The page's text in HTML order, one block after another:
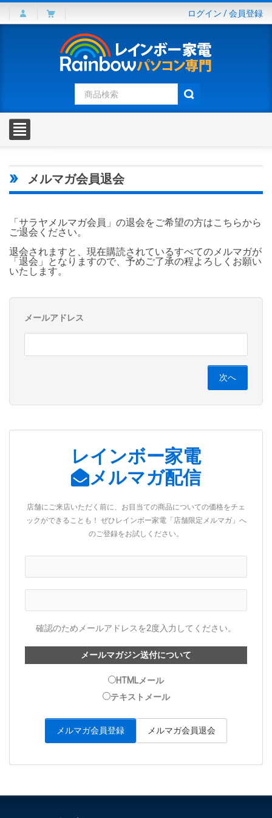
ログイン /会員登録
メルマガ会員退会
「サラヤメルマガ会員」の退会をご希望の方はこちらから
ご退会ください。
退会されますと、現在購読されているすべてのメルマガが
「退会」となりますので、予めご了承の程よろしくお願い
いたします。
メールアドレス
レインボー家電
メルマガ配信
店舗にご来店いただく前に、お目当ての商品についての価格をチェ
ックができることも！ ぜひレインボー家電「店舗限定メルマガ」へ
のご登録をお試しください。
確認のためメールアドレスを2度入力してください。
メールマガジン送付について
HTMLメール
テキストメール
メルマガ会員退会